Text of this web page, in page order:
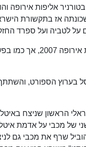
אליפות אירופה
אז בתקשורת
על לטביה ועל ספרד
הנבחרת הלאומית בהדרכת שרף
בערוץ הספורט,
הראשון שניצח
רומא 90–94 ב-31 בינואר 1985. הניצחון
ב-19 בפברואר 1987. באותה עונה